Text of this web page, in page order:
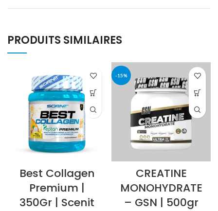
PRODUITS SIMILAIRES
Best Collagen
Premium |
350Gr | Scenit
-15%
CREATINE
MONOHYDRATE
– GSN | 500gr